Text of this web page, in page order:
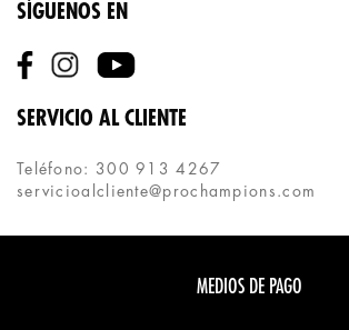
SÍGUENOS EN
SERVICIO AL CLIENTE
Teléfono: 300 913 4267
servicioalcliente@prochampions.com
MEDIOS DE PAGO